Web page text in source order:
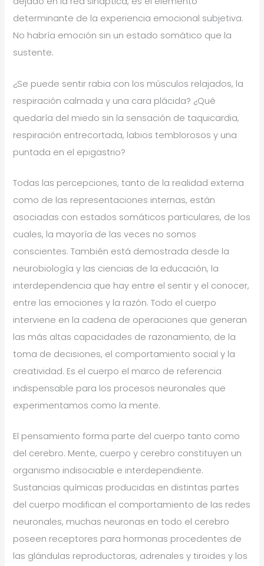
determinante de la experiencia emocional subjetiva.
No habría emoción sin un estado somático que la
sustente.
¿Se puede sentir rabia con los músculos relajados, la
respiración calmada y una cara plácida? ¿Qué
quedaría del miedo sin la sensación de taquicardia,
respiración entrecortada, labios temblorosos y una
puntada en el epigastrio?
Todas las percepciones, tanto de la realidad externa
como de las representaciones internas, están
asociadas con estados somáticos particulares, de los
cuales, la mayoría de las veces no somos
conscientes. También está demostrada desde la
neurobiología y las ciencias de la educación, la
interdependencia que hay entre el sentir y el conocer,
entre las emociones y la razón. Todo el cuerpo
interviene en la cadena de operaciones que generan
las más altas capacidades de razonamiento, de la
toma de decisiones, el comportamiento social y la
creatividad. Es el cuerpo el marco de referencia
indispensable para los procesos neuronales que
experimentamos como la mente.
El pensamiento forma parte del cuerpo tanto como
del cerebro. Mente, cuerpo y cerebro constituyen un
organismo indisociable e interdependiente.
Sustancias químicas producidas en distintas partes
del cuerpo modifican el comportamiento de las redes
neuronales, muchas neuronas en todo el cerebro
poseen receptores para hormonas procedentes de
las glándulas reproductoras, adrenales y tiroides y los